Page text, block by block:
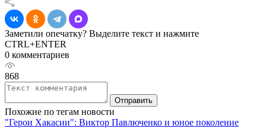
Заметили опечатку? Выделите текст и нажмите
CTRL+ENTER
0 комментариев
868
Отправить
Похожие по тегам новости
"Герои Хакасии": Виктор Павлюченко и юное поколение